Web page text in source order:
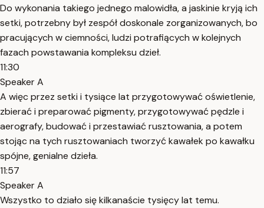
Do wykonania takiego jednego malowidła, a jaskinie kryją ich
setki, potrzebny był zespół doskonale zorganizowanych, bo
pracujących w ciemności, ludzi potrafiących w kolejnych
fazach powstawania kompleksu dzieł.
11:30
Speaker A
A więc przez setki i tysiące lat przygotowywać oświetlenie,
zbierać i preparować pigmenty, przygotowywać pędzle i
aerografy, budować i przestawiać rusztowania, a potem
stojąc na tych rusztowaniach tworzyć kawałek po kawałku
spójne, genialne dzieła.
11:57
Speaker A
Wszystko to działo się kilkanaście tysięcy lat temu.